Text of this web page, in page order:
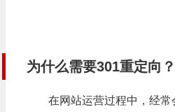
为什么需要301重定向？
在网站运营过程中，经常